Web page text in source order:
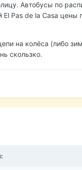
Автобусы по
Pas de la Casa
на колёса (либо
скользко.